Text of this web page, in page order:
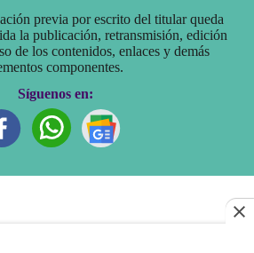
previa por escrito del titular queda
la publicación, retransmisión, edición
de los contenidos, enlaces y demás
componentes.
Síguenos en: